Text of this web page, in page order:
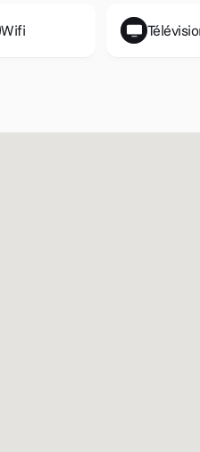
Wifi